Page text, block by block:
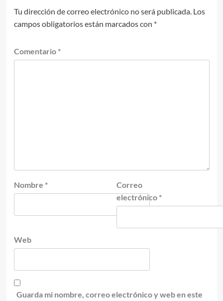
Tu dirección de correo electrónico no será publicada. Los
campos obligatorios están marcados con *
Comentario *
Nombre *
Correo
electrónico *
Web
Guarda mi nombre, correo electrónico y web en este